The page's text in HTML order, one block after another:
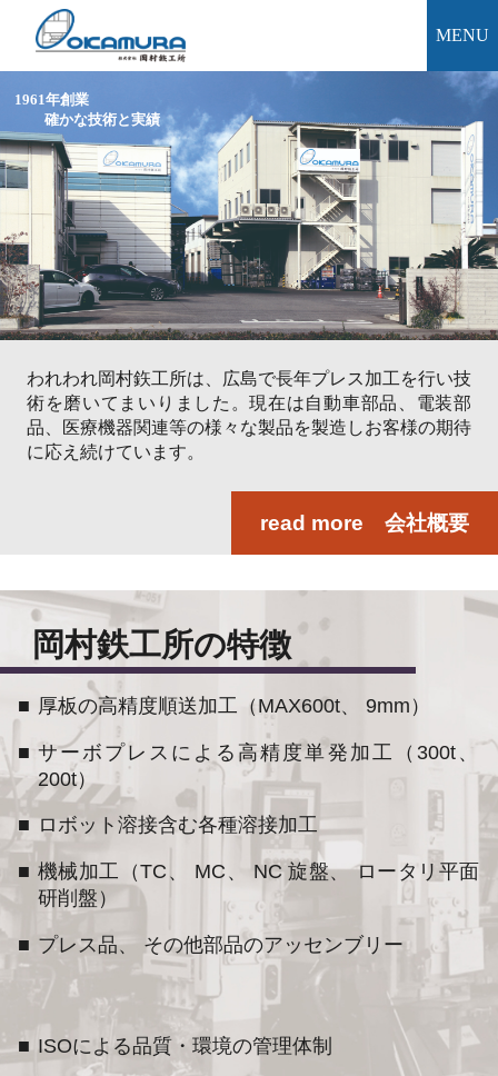
MENU
お問い合わせ
1961年創業
確かな技術と実績
われわれ岡村鉃工所は、広島で長年プレス加工を行い技
術を磨いてまいりました。現在は自動車部品、電装部
品、医療機器関連等の様々な製品を製造しお客様の期待
に応え続けています。
read more 会社概要
岡村鉄工所の特徴
厚板の高精度順送加工（MAX600t、 9mm）
サーボプレスによる高精度単発加工（300t、
200t）
ロボット溶接含む各種溶接加工
機械加工（TC、 MC、 NC 旋盤、 ロータリ平面
研削盤）
プレス品、 その他部品のアッセンブリー
ISOによる品質・環境の管理体制